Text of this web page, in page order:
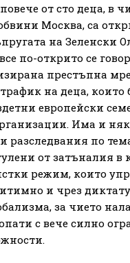
от сто деца, в
Москва, са
на Зеленски
по-открито се
престъпна
на деца, които
европейски
Има и
разследвания по
от затъналия в
режим, които
и чрез
за чието
с вече силно